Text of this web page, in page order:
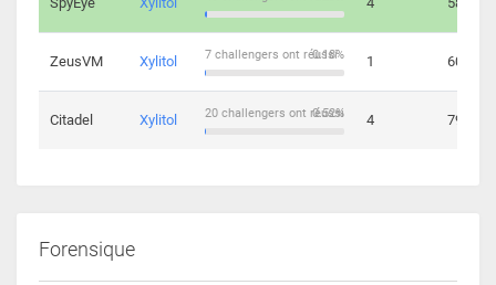
ZeusVM Xylitol 0.18%
7 challengers ont réussi 1 60
Citadel Xylitol 0.52%
20 challengers ont réussi 4 79
Forensique